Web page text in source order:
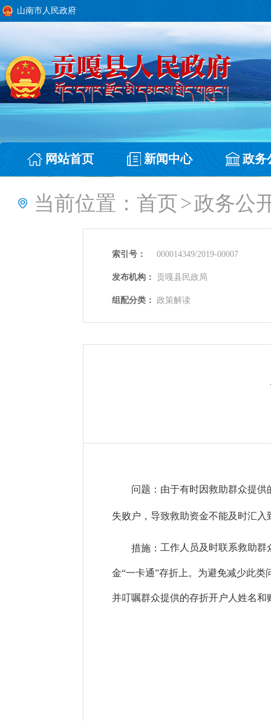
山南市人民政府
网站首页 新闻中心 政务
当前位置： 首页>政务公
索引号： 000014349/2019-00007
发布机构： 贡嘎县民政局
组配分类： 政策解读
问题：由于有时因救助群众提供
失败户，导致救助资金不能及时汇入
措施： 工作人员及时联系救助
金“一卡通”存折上。为避免减少此类
并叮嘱群众提供的存折开户人姓名